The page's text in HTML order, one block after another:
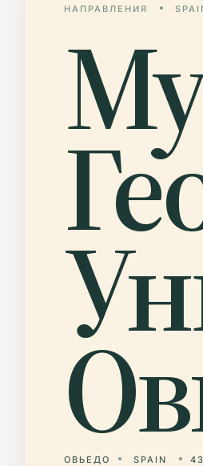
НАПРАВЛЕНИЯ
ОВЬЕДО SPAIN